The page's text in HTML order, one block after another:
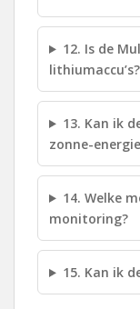
12. Is de
lithiumaccu’s?
13. Kan ik
zonne-
14. Welke
monitoring?
15. Kan ik